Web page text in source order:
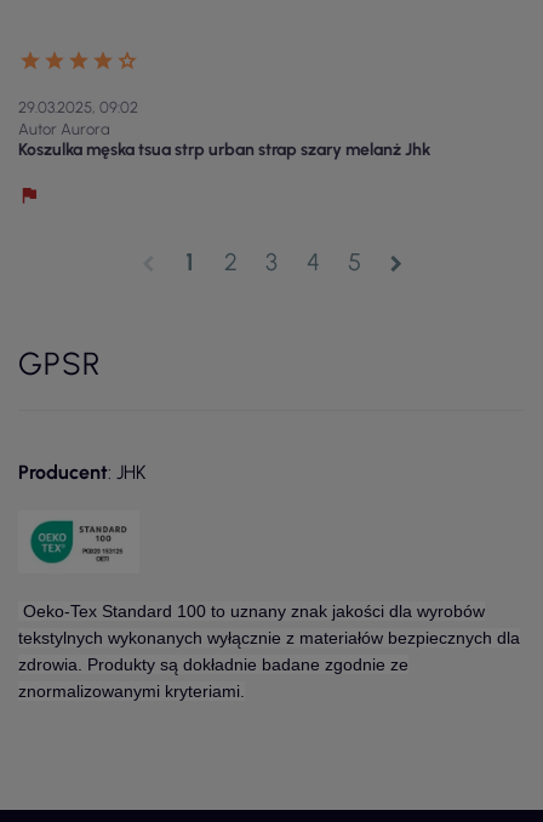
29.03.2025, 09:02
Autor Aurora
Koszulka męska tsua strp urban strap szary melanż Jhk
1 2 3 4 5 chevron_right
GPSR
Producent: JHK
Oeko-Tex Standard 100 to uznany znak jakości dla wyrobów
tekstylnych wykonanych wyłącznie z materiałów bezpiecznych dla
zdrowia. Produkty są dokładnie badane zgodnie ze
znormalizowanymi kryteriami.